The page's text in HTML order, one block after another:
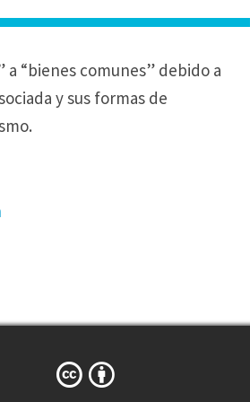
“bienes comunes” debido a
y sus formas de